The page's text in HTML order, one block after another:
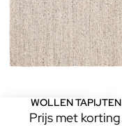
UitverkoopWOLLEN TAPIJTEN
Prijs met korting